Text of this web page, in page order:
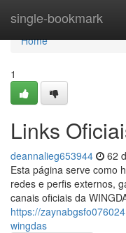
single-bookmark
Home
Home
1
Links
deannalieg653944 62
Esta página serve como
redes e perfis externos,
canais oficiais da
https://
wingdas